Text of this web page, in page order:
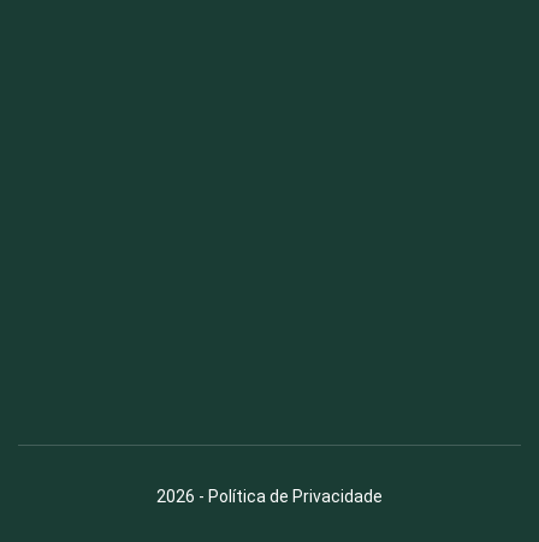
2026 - Política de Privacidade